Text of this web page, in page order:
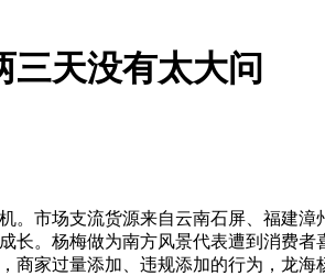
三天没有太大问
市场支流货源来自云南石屏、福建漳
长。杨梅做为南方风景代表遭到消费
商家过量添加、违规添加的行为，龙